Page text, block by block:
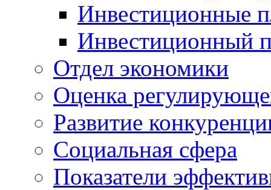
Инвестиционные
Инвестиционный
Отдел экономики
Оценка
Развитие
Социальная сфера
Показатели